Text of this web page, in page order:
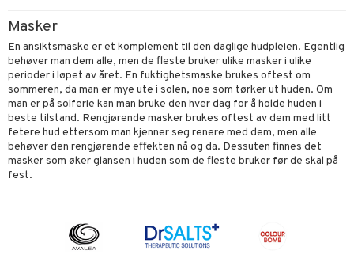
Masker
En ansiktsmaske er et komplement til den daglige hudpleien. Egentlig
behøver man dem alle, men de fleste bruker ulike masker i ulike
perioder i løpet av året. En fuktighetsmaske brukes oftest om
sommeren, da man er mye ute i solen, noe som tørker ut huden. Om
man er på solferie kan man bruke den hver dag for å holde huden i
beste tilstand. Rengjørende masker brukes oftest av dem med litt
fetere hud ettersom man kjenner seg renere med dem, men alle
behøver den rengjørende effekten nå og da. Dessuten finnes det
masker som øker glansen i huden som de fleste bruker før de skal på
fest.